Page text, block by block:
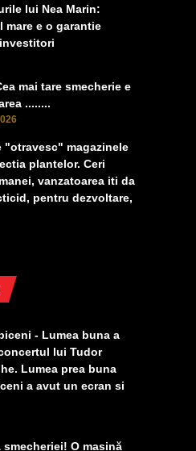
lui Nea Marin:
mare e o garantie
mai tare smecherie e
........
"otravesc" magazinele
plantelor. Ceri
vanzatoarea iti da
pentru dezvoltare,
- Lumea buna a
lui Tudor
Lumea prea buna
a avut un ecran si
smecheriei! O mașină